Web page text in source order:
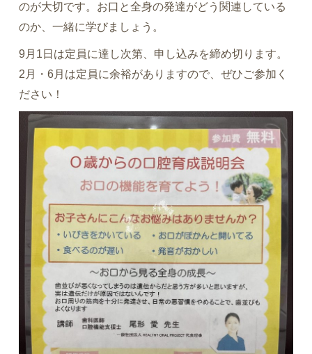
のが大切です。お口と全身の発達がどう関連している
のか、一緒に学びましょう。
9月1日は定員に達し次第、申し込みを締め切ります。
2月・6月は定員に余裕がありますので、ぜひご参加く
ださい！